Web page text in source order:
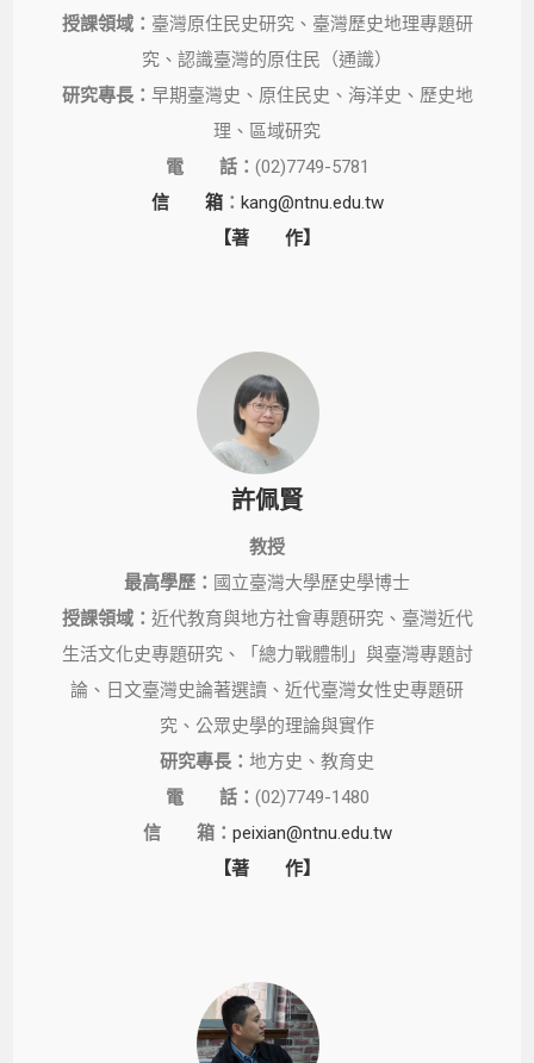
授課領域： 臺灣原住民史研究、臺灣歷史地理專題研
究、認識臺灣的原住民（通識）
研究專長： 早期臺灣史、原住民史、海洋史、歷史地
理、區域研究
電 話： (02)7749-5781
信 箱： kang@ntnu.edu.tw
【著 作】
許佩賢
教授
最高學歷： 國立臺灣大學歷史學博士
授課領域： 近代教育與地方社會專題研究、臺灣近代
生活文化史專題研究、「總力戰體制」與臺灣專題討
論、日文臺灣史論著選讀、近代臺灣女性史專題研
究、公眾史學的理論與實作
研究專長： 地方史、教育史
電 話： (02)7749-1480
信 箱： peixian@ntnu.edu.tw
【著 作】